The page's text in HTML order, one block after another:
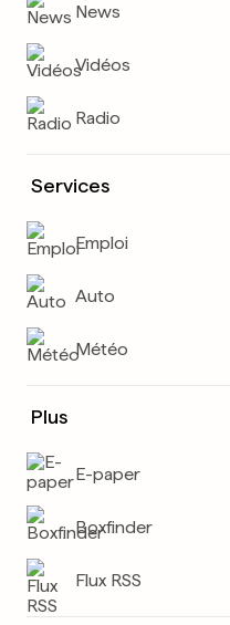
News
Vidéos
Radio
Services
Emploi
Auto
Météo
Plus
E-paper
Boxfinder
Flux RSS